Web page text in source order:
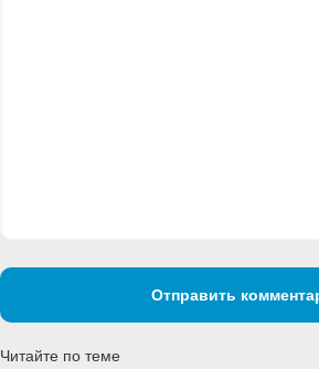
Отправить
Читайте по теме